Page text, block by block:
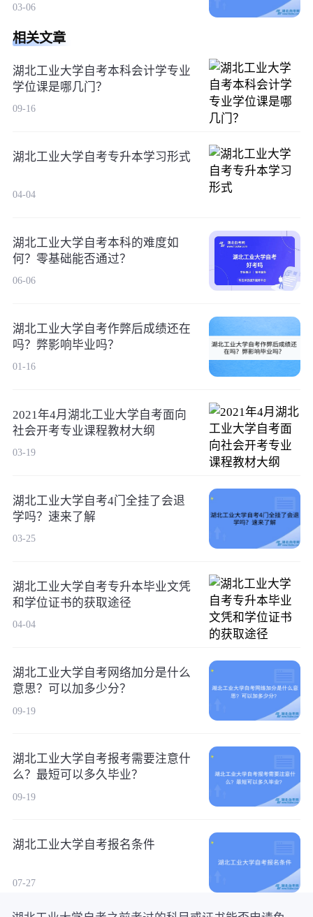
03-06
相关文章
湖北工业大学自考本科会计学专业
学位课是哪几门？
09-16
湖北工业大学自考专升本学习形式
04-04
湖北工业大学自考本科的难度如
何？零基础能否通过？
06-06
湖北工业大学自考作弊后成绩还在
吗？弊影响毕业吗？
01-16
2021年4月湖北工业大学自考面向
社会开考专业课程教材大纲
03-19
湖北工业大学自考4门全挂了会退
学吗？速来了解
03-25
湖北工业大学自考专升本毕业文凭
和学位证书的获取途径
04-04
湖北工业大学自考网络加分是什么
意思？可以加多少分？
09-19
湖北工业大学自考报考需要注意什
么？最短可以多久毕业？
09-19
湖北工业大学自考报名条件
07-27